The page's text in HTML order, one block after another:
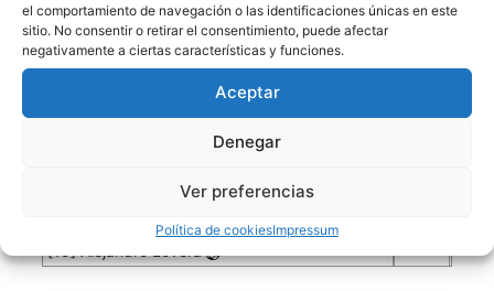
el comportamiento de navegación o las identificaciones únicas en este
sitio. No consentir o retirar el consentimiento, puede afectar
negativamente a ciertas características y funciones.
Aceptar
Denegar
Ver preferencias
Política de cookiesImpressum
[3] Willy Santos Mamani
[4] Alfredo Huarayo
[6] Sabino Mamani
[14] Roberto Lopez
[18] Jose Darling Vasquez